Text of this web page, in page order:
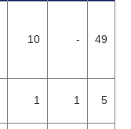
10 - 49
1 1 5